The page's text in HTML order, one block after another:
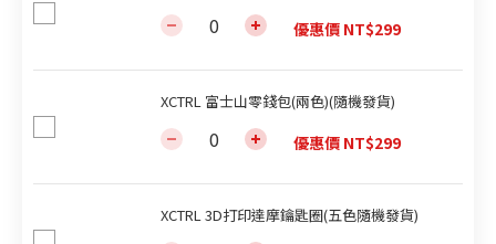
優惠價 NT$299
XCTRL 富士山零錢包(兩色)(隨機發貨)
優惠價 NT$299
XCTRL 3D打印達摩鑰匙圈(五色隨機發貨)